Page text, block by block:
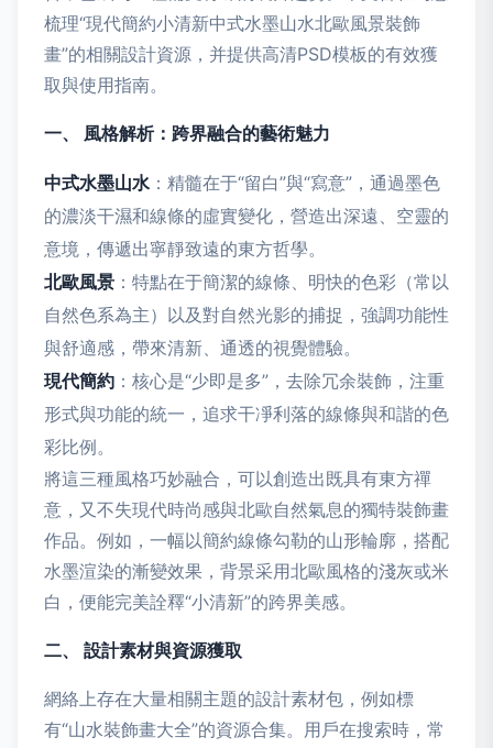
梳理“現代簡約小清新中式水墨山水北歐風景裝飾
畫”的相關設計資源，并提供高清PSD模板的有效獲
取與使用指南。
一、 風格解析：跨界融合的藝術魅力
中式水墨山水：精髓在于“留白”與“寫意”，通過墨色
的濃淡干濕和線條的虛實變化，營造出深遠、空靈的
意境，傳遞出寧靜致遠的東方哲學。
北歐風景 ：特點在于簡潔的線條、明快的色彩（常以
自然色系為主）以及對自然光影的捕捉，強調功能性
與舒適感，帶來清新、通透的視覺體驗。
現代簡約 ：核心是“少即是多”，去除冗余裝飾，注重
形式與功能的統一，追求干凈利落的線條與和諧的色
彩比例。
將這三種風格巧妙融合，可以創造出既具有東方禪
意，又不失現代時尚感與北歐自然氣息的獨特裝飾畫
作品。例如，一幅以簡約線條勾勒的山形輪廓，搭配
水墨渲染的漸變效果，背景采用北歐風格的淺灰或米
白，便能完美詮釋“小清新”的跨界美感。
二、 設計素材與資源獲取
網絡上存在大量相關主題的設計素材包，例如標
有“山水裝飾畫大全”的資源合集。用戶在搜索時，常